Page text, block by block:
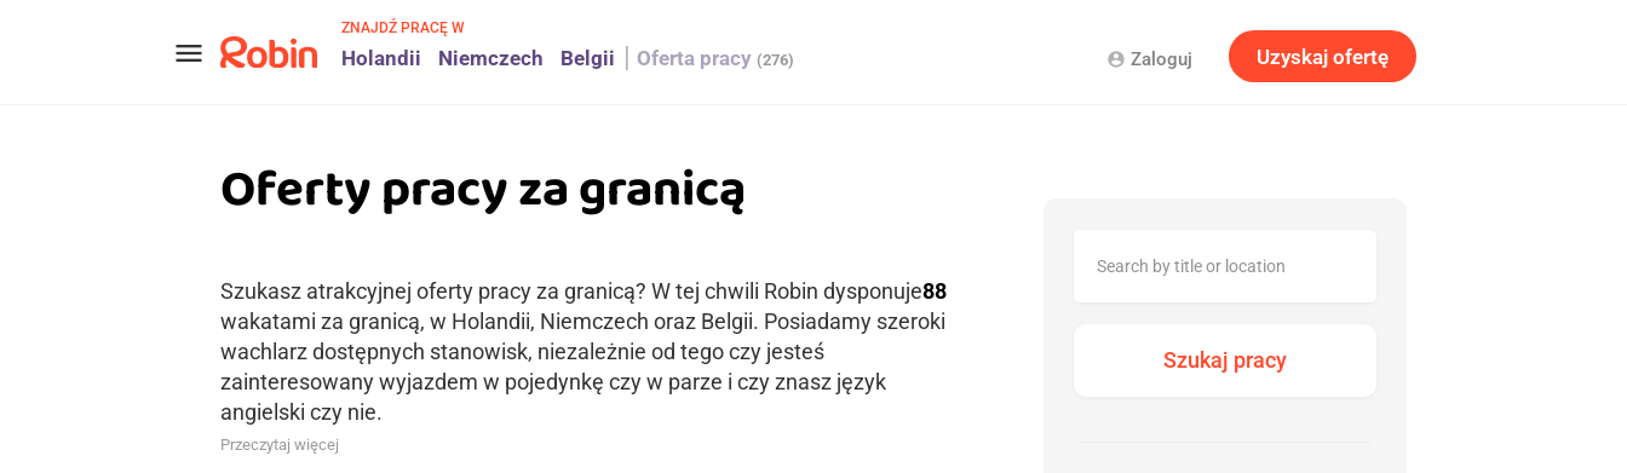
menu
ZNAJDŹ PRACĘ W
Holandii Niemczech Belgii Oferta pracy (276) Uzyskaj ofertę
account_circle Zaloguj
Oferty pracy za granicą
Szukasz atrakcyjnej oferty pracy za granicą? W tej chwili Robin dysponuje88
wakatami za granicą, w Holandii, Niemczech oraz Belgii. Posiadamy szeroki
wachlarz dostępnych stanowisk, niezależnie od tego czy jesteś
zainteresowany wyjazdem w pojedynkę czy w parze i czy znasz język
angielski czy nie.
Przeczytaj więcej